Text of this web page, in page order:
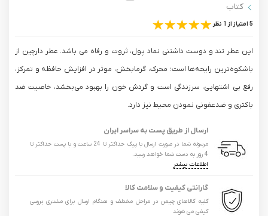
کتاب
5 امتیاز از 1 نظر
این عطر تند و دوست داشتنی نماد پول، ثروت و رفاه می باشد. عطر دارچین از
باشکوه‌ترین رایحه‌ها است؛ محرک، گرمابخش، موثر در افزایش حافظه و تمرکز،
رفع بی اشتهایی، سرزندگی است و گردش خون را بهبود می‌بخشد، خاصیت ضد
باکتری و ضدعفونی نمودن محیط نیز دارد.
ارسال از طریق پست به سراسر ایران
مرسوله شما در صورت ارسال با پیک حداکثر تا 24 ساعت و با پست حداکثر تا
4 روز به دست شما خواهد رسید.
اطلاعات بیشتر
گارانتی کیفیت و سلامت کالا
کلیه کالاهای چیمن در مراحل مختلف و هنگام ارسال برای مشتری بررسی
کیفی می شوند